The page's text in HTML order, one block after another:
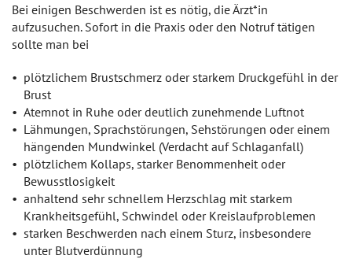
Bei einigen Beschwerden ist es nötig, die Ärzt*in
aufzusuchen. Sofort in die Praxis oder den Notruf tätigen
sollte man bei
plötzlichem Brustschmerz oder starkem Druckgefühl in der
Brust
Atemnot in Ruhe oder deutlich zunehmende Luftnot
Lähmungen, Sprachstörungen, Sehstörungen oder einem
hängenden Mundwinkel (Verdacht auf Schlaganfall)
plötzlichem Kollaps, starker Benommenheit oder
Bewusstlosigkeit
anhaltend sehr schnellem Herzschlag mit starkem
Krankheitsgefühl, Schwindel oder Kreislaufproblemen
starken Beschwerden nach einem Sturz, insbesondere
unter Blutverdünnung